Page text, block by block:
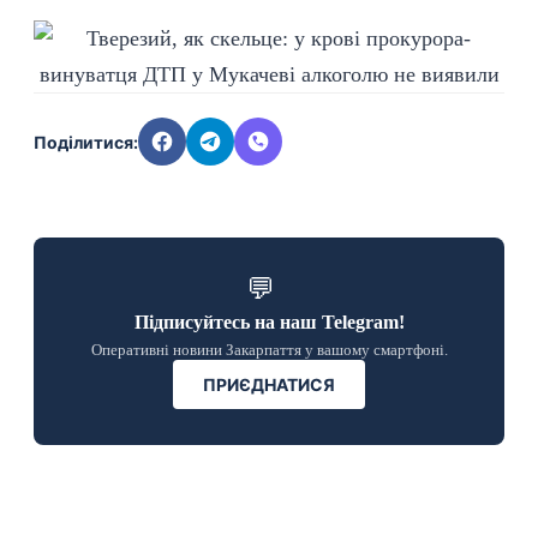
Поділитися:
💬
Підписуйтесь на наш Telegram!
Оперативні новини Закарпаття у вашому смартфоні.
ПРИЄДНАТИСЯ